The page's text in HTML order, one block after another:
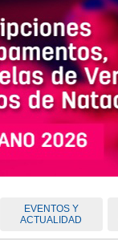
EVENTOS Y
ACTUALIDAD